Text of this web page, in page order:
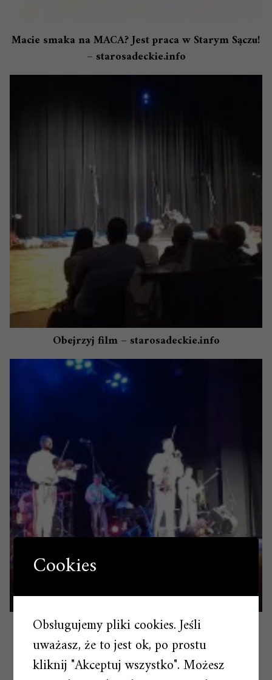
Macie smaka na MACA? Jest praca w Starym Sączu!
– starosadeckie.info
Obejrzyj film – starosadeckie.info
Obejrzyj film – starosadeckie.info
Cookies
Obsługujemy pliki cookies. Jeśli
uważasz, że to jest ok, po prostu
kliknij "Akceptuj wszystko". Możesz